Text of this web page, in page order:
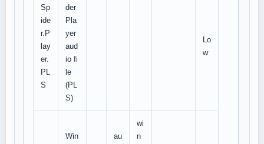
Sp
ide
r.P
lay
er.
PL
S
der
Pla
yer
aud
io fi
le
(PL
S)
Lo
w
Win
au
wi
n